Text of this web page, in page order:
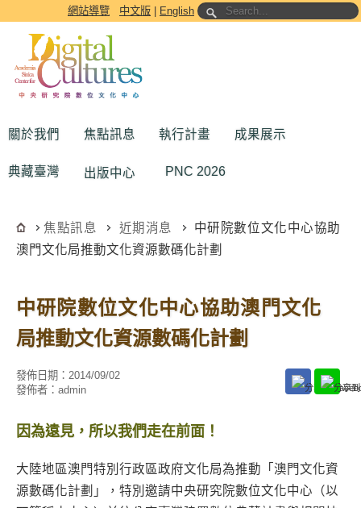
跳到主要內容區塊網站導覽 中文版 English
關於我們 焦點訊息 執行計畫 成果展示
典藏臺灣 出版中心 PNC 2026
焦點訊息 近期消息
中研院數位文化中心協助
澳門文化局推動文化資源數碼化計劃
中研院數位文化中心協助澳門文化
局推動文化資源數碼化計劃
發佈日期： 2014/09/02
發佈者： admin
因為遠見，所以我們走在前面！
大陸地區澳門特別行政區政府文化局為推動「澳門文化資
源數碼化計劃」，特別邀請中央研究院數位文化中心（以